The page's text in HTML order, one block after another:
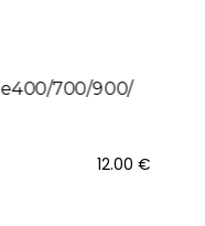
12.00 €